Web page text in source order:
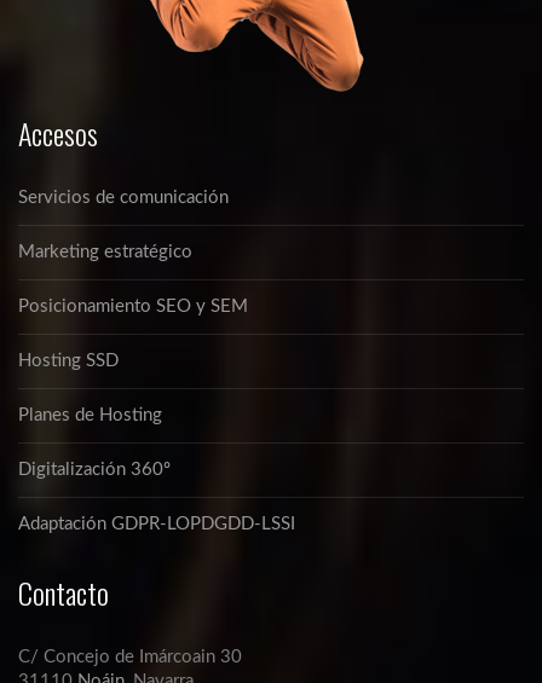
Accesos
Servicios de comunicación
Marketing estratégico
Posicionamiento SEO y SEM
Hosting SSD
Planes de Hosting
Digitalización 360º
Adaptación GDPR-LOPDGDD-LSSI
Contacto
C/ Concejo de Imárcoain 30